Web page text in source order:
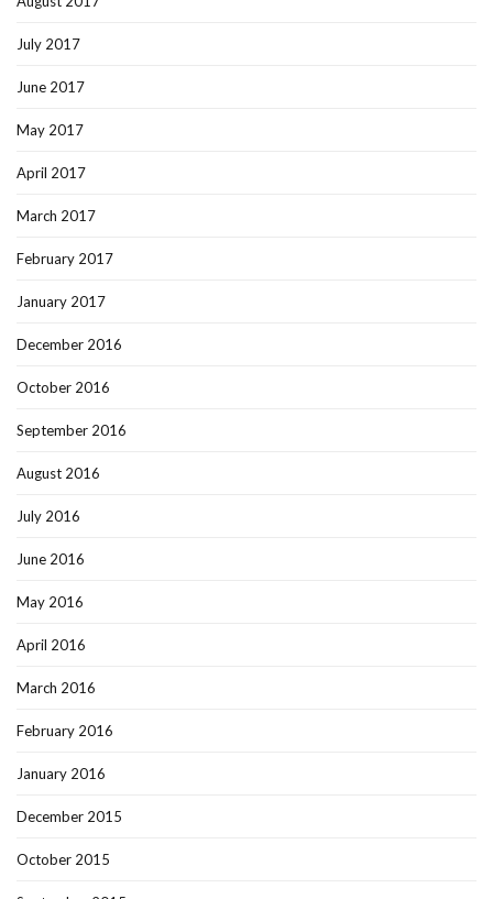
July 2017
June 2017
May 2017
April 2017
March 2017
February 2017
January 2017
December 2016
October 2016
September 2016
August 2016
July 2016
June 2016
May 2016
April 2016
March 2016
February 2016
January 2016
December 2015
October 2015